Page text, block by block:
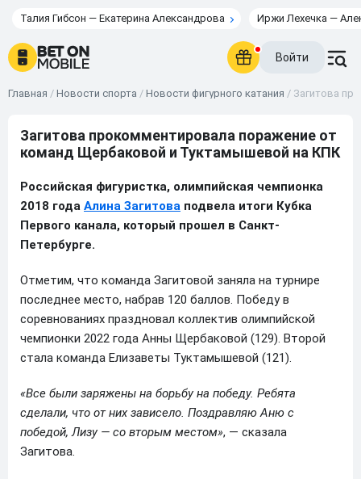
Талия Гибсон — Екатерина Александрова Иржи Лехечка —
Войти
Главная / Новости спорта / Новости фигурного катания / Загитова
Загитова прокомментировала поражение от
команд Щербаковой и Туктамышевой на КПК
Российская фигуристка, олимпийская чемпионка
2018 года Алина Загитова подвела итоги Кубка
Первого канала, который прошел в Санкт-
Петербурге.
Отметим, что команда Загитовой заняла на турнире
последнее место, набрав 120 баллов. Победу в
соревнованиях праздновал коллектив олимпийской
чемпионки 2022 года Анны Щербаковой (129). Второй
стала команда Елизаветы Туктамышевой (121).
«Все были заряжены на борьбу на победу. Ребята
сделали, что от них зависело. Поздравляю Аню с
победой, Лизу — со вторым местом», — сказала
Загитова.